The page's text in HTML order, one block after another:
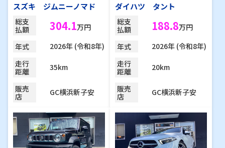
スズキ ジムニーノマド
総支
払額
304.1万円
年式
2026年 (令和8年)
走行
距離
35km
販売
店
GC横浜新子安
ダイハツ タント
総支
払額
188.8万円
年式
2026年 (令和8年)
走行
距離
20km
販売
店
GC横浜新子安